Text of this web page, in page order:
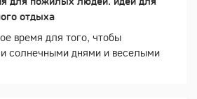
отдыха
время для того, чтобы
солнечными днями и веселыми